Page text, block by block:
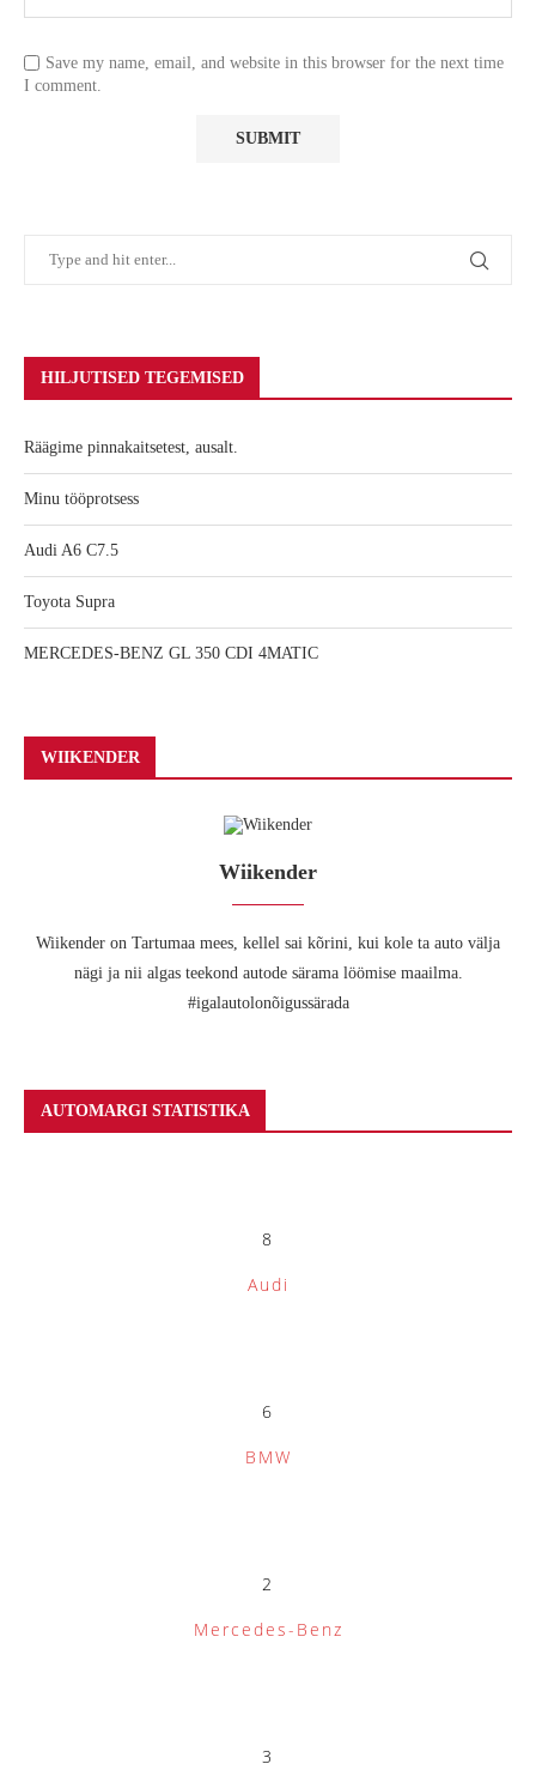
Save my name, email, and website in this browser for the next time
I comment.
HILJUTISED TEGEMISED
Räägime pinnakaitsetest, ausalt.
Minu tööprotsess
Audi A6 C7.5
Toyota Supra
MERCEDES-BENZ GL 350 CDI 4MATIC
WIIKENDER
Wiikender
Wiikender on Tartumaa mees, kellel sai kõrini, kui kole ta auto välja
nägi ja nii algas teekond autode särama löömise maailma.
#igalautolonõigussärada
AUTOMARGI STATISTIKA
8
Audi
6
BMW
2
Mercedes-Benz
3